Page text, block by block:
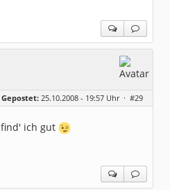
Gepostet: 25.10.2008 - 19:57 Uhr · #29
find' ich gut